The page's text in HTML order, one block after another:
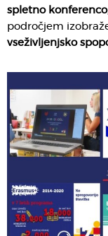
spletno konferenco
področjem
vseživljenjsko